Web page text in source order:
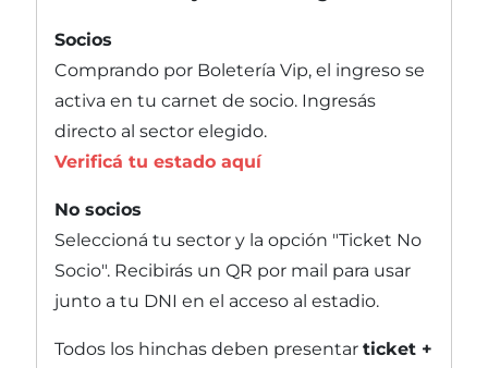
Socios
Comprando por Boletería Vip, el ingreso se
activa en tu carnet de socio. Ingresás
directo al sector elegido.
Verificá tu estado aquí
No socios
Seleccioná tu sector y la opción "Ticket No
Socio". Recibirás un QR por mail para usar
junto a tu DNI en el acceso al estadio.
Todos los hinchas deben presentar ticket +